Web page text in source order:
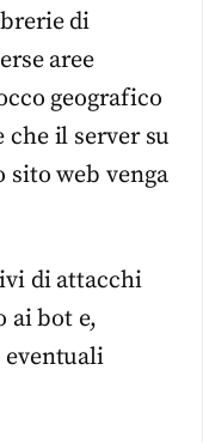
di
aree
geografico
che il server su
web venga
di attacchi
ai bot e,
eventuali